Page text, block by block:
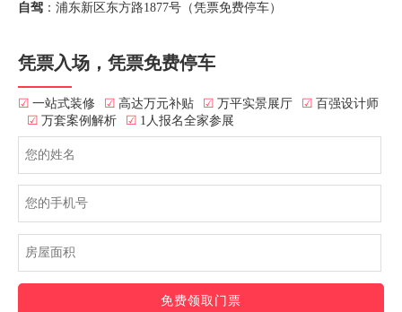
自驾 ：浦东新区东方路1877号（凭票免费停车）
凭票入场，凭票免费停车
☑ 一站式装修 ☑ 高达万元补贴 ☑ 万平实景展厅 ☑ 百强设计师
☑ 万套案例解析 ☑ 1人报名全家参展
免费领取门票